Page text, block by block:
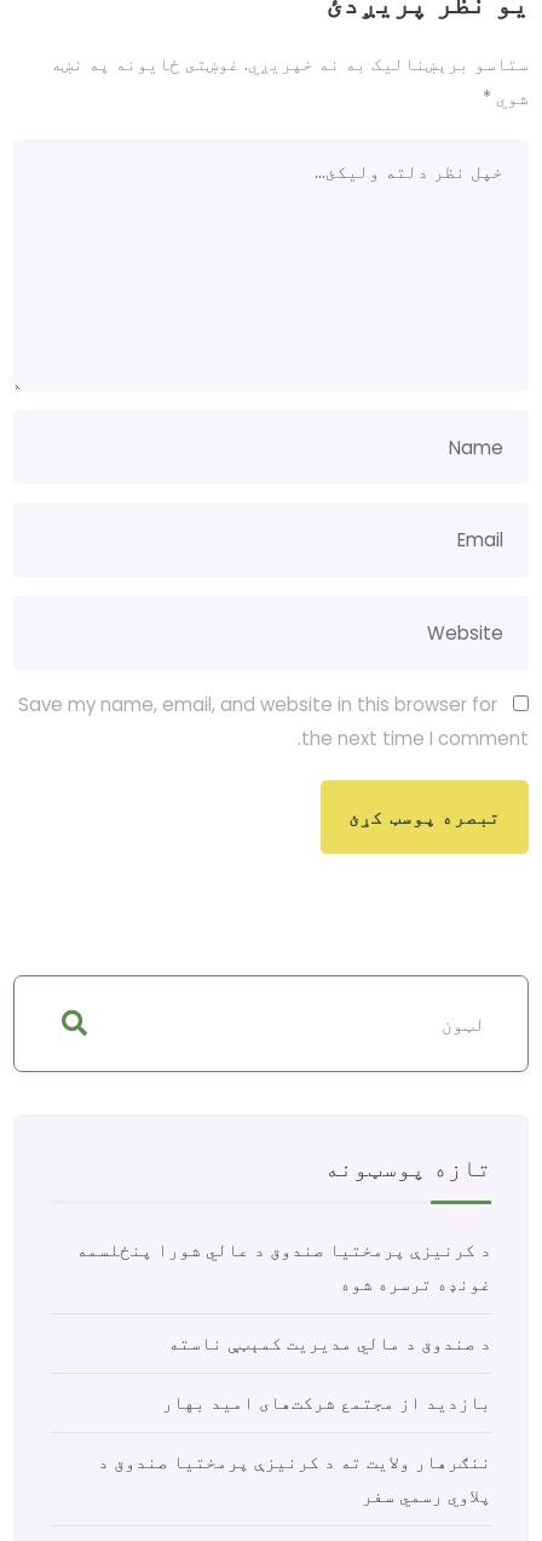
ستاسو برېښناليک به نه خپريږي. غوښتى ځایونه په نښه
شوي *
Save my name, email, and website in this browser for
the next time I comment.
تازه پوسټونه
د کرنیزې پرمختیا صندوق د عالي شورا پنځلسمه
غونډه ترسره شوه
د صندوق د مالي مدیریت کمېټې ناسته
بازدید از مجتمع شرکت‌های امید بهار
ننګرهار ولایت ته د کرنیزې پرمختیا صندوق د
پلاوي رسمي سفر